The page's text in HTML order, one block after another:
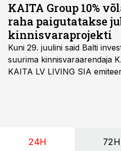
KAITA Group 10%
raha paigutatakse
kinnisvaraprojekti
Kuni 29. juulini said Balti
suurima kinnisvaraarendaja
KAITA LV LIVING SIA
24H 72H